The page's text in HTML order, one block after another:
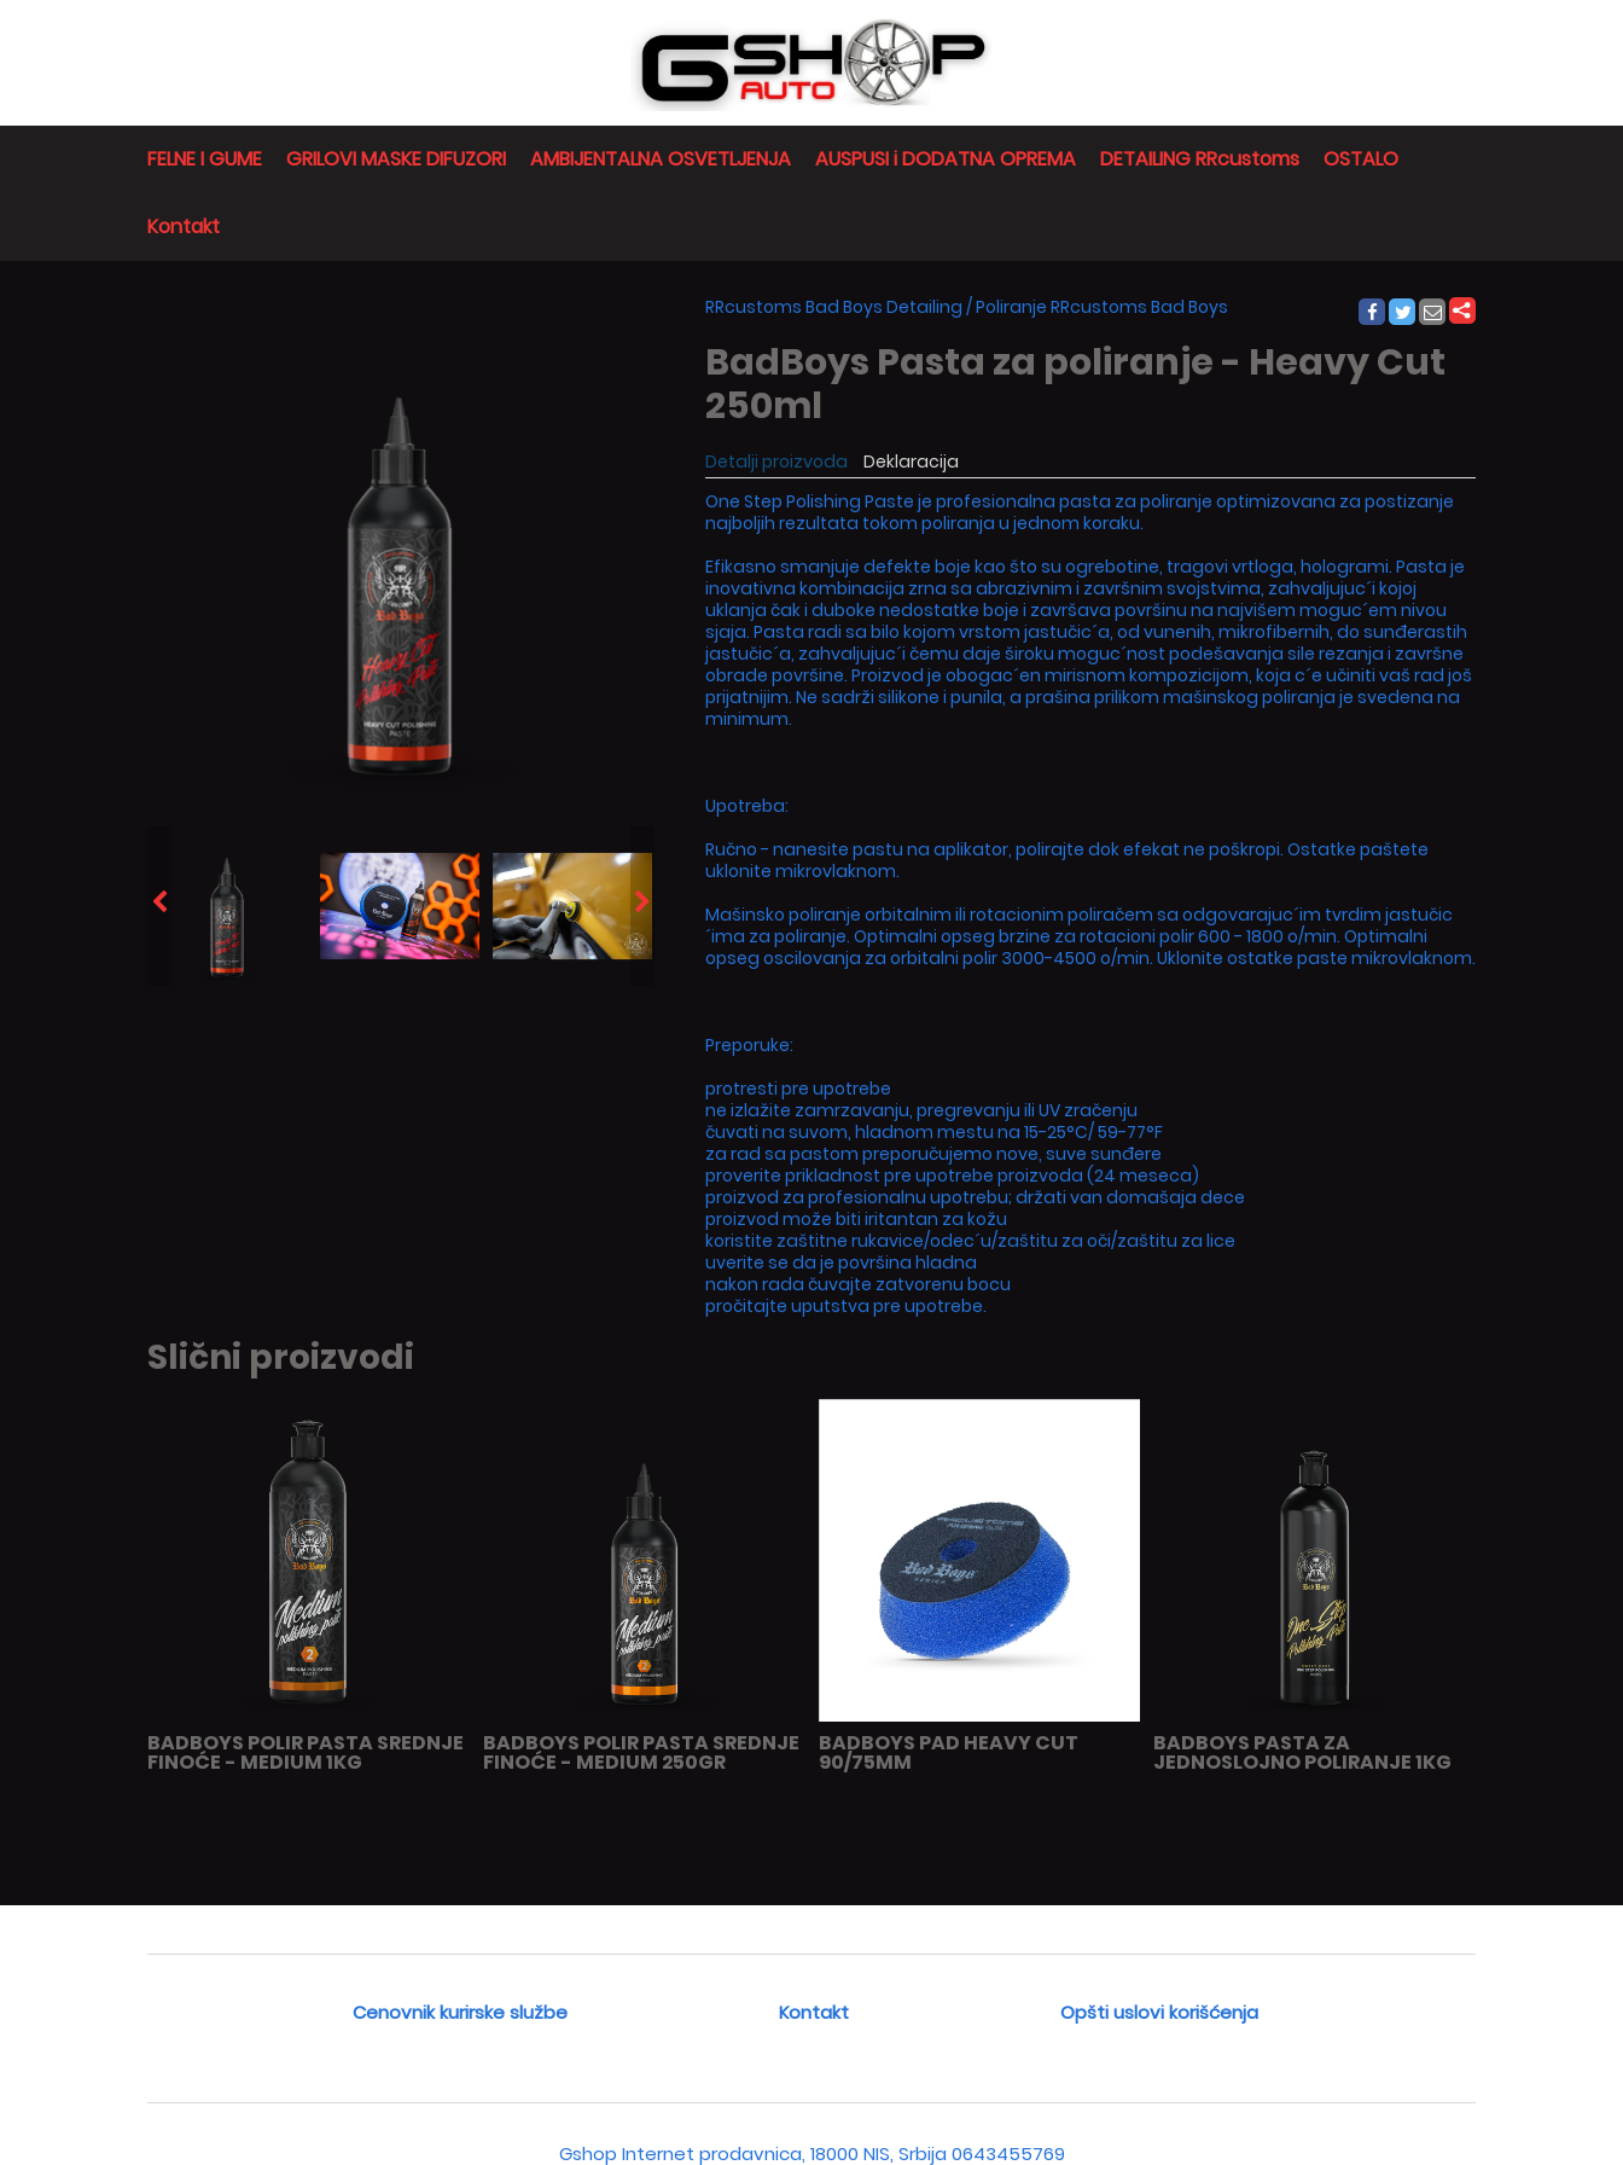
FELNE I GUME GRILOVI MASKE DIFUZORI AMBIJENTALNA OSVETLJENJA AUSPUSI i DODATNA OPREMA DETAILING RRcustoms OSTALO
Kontakt
RRcustoms Bad Boys Detailing /Poliranje RRcustoms Bad Boys
BadBoys Pasta za poliranje - Heavy Cut
250ml
Detalji proizvoda
Deklaracija
One Step Polishing Paste je profesionalna pasta za poliranje optimizovana za postizanje
najboljih rezultata tokom poliranja u jednom koraku.
Efikasno smanjuje defekte boje kao što su ogrebotine, tragovi vrtloga, hologrami. Pasta je
inovativna kombinacija zrna sa abrazivnim i završnim svojstvima, zahvaljujuc´i kojoj
uklanja čak i duboke nedostatke boje i završava površinu na najvišem moguc´em nivou
sjaja. Pasta radi sa bilo kojom vrstom jastučic´a, od vunenih, mikrofibernih, do sunđerastih
jastučic´a, zahvaljujuc´i čemu daje široku moguc´nost podešavanja sile rezanja i završne
obrade površine. Proizvod je obogac´en mirisnom kompozicijom, koja c´e učiniti vaš rad još
prijatnijim. Ne sadrži silikone i punila, a prašina prilikom mašinskog poliranja je svedena na
minimum.
Upotreba:
Ručno - nanesite pastu na aplikator, polirajte dok efekat ne poškropi. Ostatke paštete
uklonite mikrovlaknom.
Mašinsko poliranje orbitalnim ili rotacionim poliračem sa odgovarajuc´im tvrdim jastučic
´ima za poliranje. Optimalni opseg brzine za rotacioni polir 600 - 1800 o/min. Optimalni
opseg oscilovanja za orbitalni polir 3000-4500 o/min. Uklonite ostatke paste mikrovlaknom.
Preporuke:
protresti pre upotrebe
ne izlažite zamrzavanju, pregrevanju ili UV zračenju
čuvati na suvom, hladnom mestu na 15-25°C/ 59-77°F
za rad sa pastom preporučujemo nove, suve sunđere
proverite prikladnost pre upotrebe proizvoda (24 meseca)
proizvod za profesionalnu upotrebu; držati van domašaja dece
proizvod može biti iritantan za kožu
koristite zaštitne rukavice/odec´u/zaštitu za oči/zaštitu za lice
uverite se da je površina hladna
nakon rada čuvajte zatvorenu bocu
pročitajte uputstva pre upotrebe.
Slični proizvodi
BADBOYS POLIR PASTA SREDNJE
FINOĆE - MEDIUM 1KG
BADBOYS POLIR PASTA SREDNJE
FINOĆE - MEDIUM 250GR
BADBOYS PAD HEAVY CUT
90/75MM
BADBOYS PASTA ZA
JEDNOSLOJNO POLIRANJE 1KG
Cenovnik kurirske službe Kontakt Opšti uslovi korišćenja
Gshop Internet prodavnica, 18000 NIS, Srbija 0643455769